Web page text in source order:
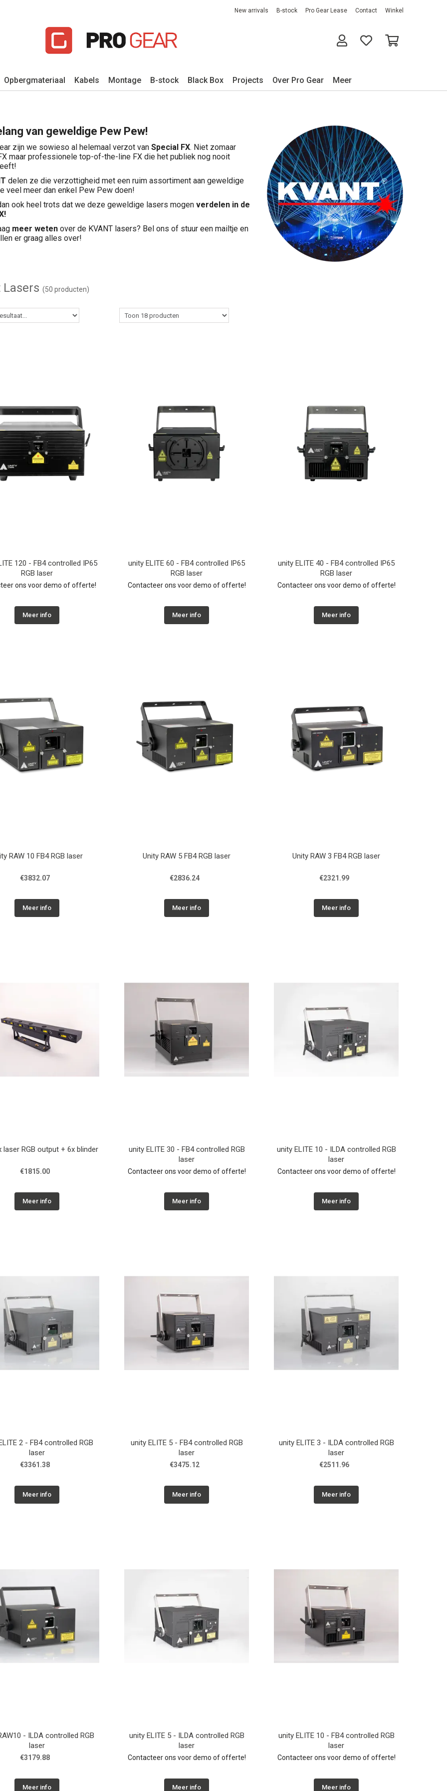
New arrivals B-stock Pro Gear Lease Contact Winkel
Opbergmateriaal Kabels Montage B-stock Black Box Projects Over Pro Gear Meer
van geweldige Pew Pew!
zijn we sowieso al helemaal verzot van Special FX. Niet zomaar
maar professionele top-of-the-line FX die het publiek nog nooit
delen ze die verzottigheid met een ruim assortiment aan geweldige
veel meer dan enkel Pew Pew doen!
ook heel trots dat we deze geweldige lasers mogen verdelen in de
meer weten over de KVANT lasers? Bel ons of stuur een mailtje en
er graag alles over!
Lasers (50 producten)
120 - FB4 controlled IP65
RGB laser
ons voor demo of offerte!
Meer info
unity ELITE 60 - FB4 controlled IP65
RGB laser
Contacteer ons voor demo of offerte!
Meer info
unity ELITE 40 - FB4 controlled IP65
RGB laser
Contacteer ons voor demo of offerte!
Meer info
RAW 10 FB4 RGB laser
€3832.07
Meer info
Unity RAW 5 FB4 RGB laser
€2836.24
Meer info
Unity RAW 3 FB4 RGB laser
€2321.99
Meer info
laser RGB output + 6x blinder
€1815.00
Meer info
unity ELITE 30 - FB4 controlled RGB
laser
Contacteer ons voor demo of offerte!
Meer info
unity ELITE 10 - ILDA controlled RGB
laser
Contacteer ons voor demo of offerte!
Meer info
2 - FB4 controlled RGB
laser
€3361.38
Meer info
unity ELITE 5 - FB4 controlled RGB
laser
€3475.12
Meer info
unity ELITE 3 - ILDA controlled RGB
laser
€2511.96
Meer info
- ILDA controlled RGB
laser
€3179.88
Meer info
unity ELITE 5 - ILDA controlled RGB
laser
Contacteer ons voor demo of offerte!
Meer info
unity ELITE 10 - FB4 controlled RGB
laser
Contacteer ons voor demo of offerte!
Meer info